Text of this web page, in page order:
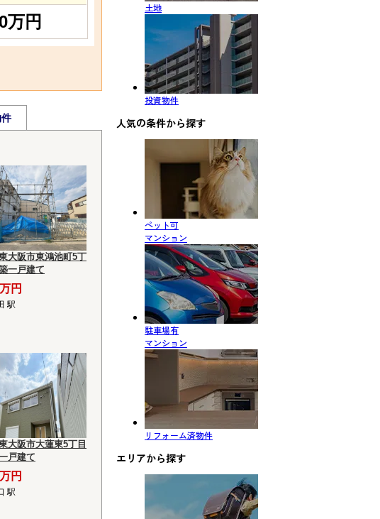
万円
大阪市東鴻池町5丁
一戸建て
円
駅
大阪市大蓮東5丁目
戸建て
円
駅
土地
投資物件
人気の条件から探す
ペット可
マンション
駐車場有
マンション
リフォーム済物件
エリアから探す